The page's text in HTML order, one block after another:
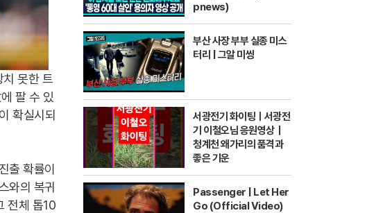
치 못한 트
팔 수 있
확실시되
출 확률이
와의 복귀
전체 톱10
pnews)
부산 사장 부부 실종 미스
터리 | 그알 미씽
서광전기 화이팅ㅣ서광전
기 이철오님 응원영상｜
청계천 왜가리의 품격과
좋은 기운
Passenger | Let Her
Go (Official Video)